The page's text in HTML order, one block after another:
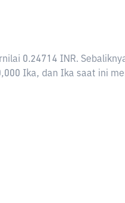
0.24714 INR.
Ika, dan Ika saat ini